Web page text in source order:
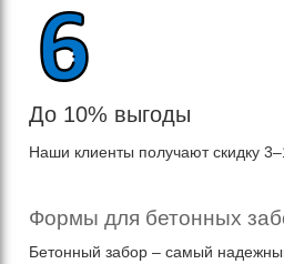
До 10% выгоды
Наши клиенты получают скидку
Формы для бетонных
Бетонный забор – самый